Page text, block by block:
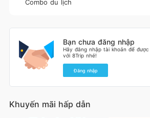
Combo du lịch
Bạn chưa đăng nhập
Hãy đăng nhập tài khoản để
với 8Trip nhé!
Đăng nhập
Khuyến mãi hấp dẫn